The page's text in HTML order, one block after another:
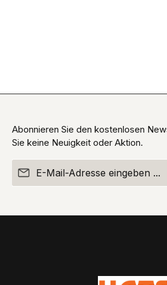
Abonnieren Sie den kostenlosen
Sie keine Neuigkeit oder Aktion.